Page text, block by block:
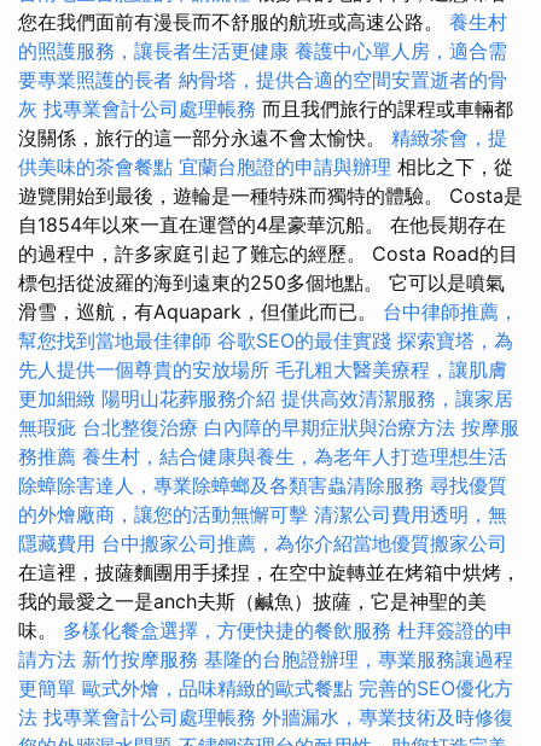
您在我們面前有漫長而不舒服的航班或高速公路。 養生村
的照護服務，讓長者生活更健康 養護中心單人房，適合需
要專業照護的長者 納骨塔，提供合適的空間安置逝者的骨
灰 找專業會計公司處理帳務 而且我們旅行的課程或車輛都
沒關係，旅行的這一部分永遠不會太愉快。 精緻茶會，提
供美味的茶會餐點 宜蘭台胞證的申請與辦理 相比之下，從
遊覽開始到最後，遊輪是一種特殊而獨特的體驗。 Costa是
自1854年以來一直在運營的4星豪華沉船。 在他長期存在
的過程中，許多家庭引起了難忘的經歷。 Costa Road的目
標包括從波羅的海到遠東的250多個地點。 它可以是噴氣
滑雪，巡航，有Aquapark，但僅此而已。 台中律師推薦，
幫您找到當地最佳律師 谷歌SEO的最佳實踐 探索寶塔，為
先人提供一個尊貴的安放場所 毛孔粗大醫美療程，讓肌膚
更加細緻 陽明山花葬服務介紹 提供高效清潔服務，讓家居
無瑕疵 台北整復治療 白內障的早期症狀與治療方法 按摩服
務推薦 養生村，結合健康與養生，為老年人打造理想生活
除蟑除害達人，專業除蟑螂及各類害蟲清除服務 尋找優質
的外燴廠商，讓您的活動無懈可擊 清潔公司費用透明，無
隱藏費用 台中搬家公司推薦，為你介紹當地優質搬家公司
在這裡，披薩麵團用手揉捏，在空中旋轉並在烤箱中烘烤，
我的最愛之一是anch夫斯（鹹魚）披薩，它是神聖的美
味。 多樣化餐盒選擇，方便快捷的餐飲服務 杜拜簽證的申
請方法 新竹按摩服務 基隆的台胞證辦理，專業服務讓過程
更簡單 歐式外燴，品味精緻的歐式餐點 完善的SEO優化方
法 找專業會計公司處理帳務 外牆漏水，專業技術及時修復